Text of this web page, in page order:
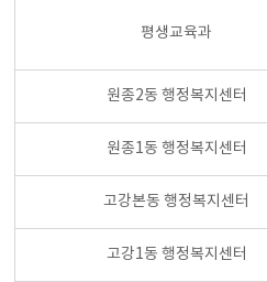
평생교육과
원종2동 행정복지센터
원종1동 행정복지센터
고강본동 행정복지센터
고강1동 행정복지센터